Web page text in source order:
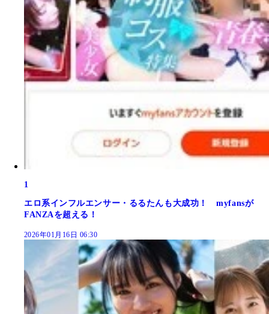
1
エロ系インフルエンサー・るるたんも大成功！ myfansが
FANZAを超える！
2026年01月16日 06:30